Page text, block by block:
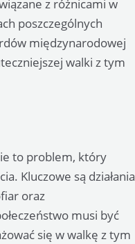
z różnicami w
poszczególnych
międzynarodowej
walki z tym
to problem, który
Kluczowe są działania
oraz
musi być
się w walkę z tym